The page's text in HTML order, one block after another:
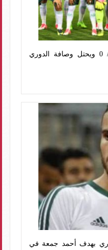
المصري يفوز علي الاتحاد 1 / 0 ويحتل وصافة الدوري
بهدف أحمد جمعة في